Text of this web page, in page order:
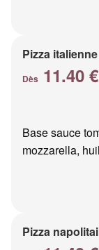
Pizza italienne
Dès 11.40 €
Base sauce
mozzarella,
Pizza